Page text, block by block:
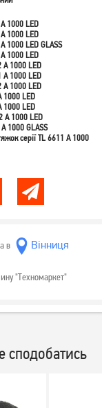
1000 LED
1000 LED
1000 LED GLASS
1000 LED
A 1000 LED
A 1000 LED
A 1000 LED
1000 LED
1000 LED
A 1000 LED
1000 GLASS
серії TL 6611 A 1000
в
"Техномаркет"